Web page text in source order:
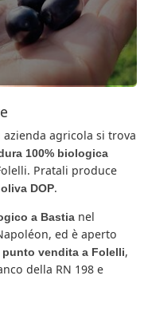
agricola si trova
100% biologica
Pratali produce
DOP.
a Bastia nel
ed è aperto
punto vendita a Folelli,
della RN 198 e